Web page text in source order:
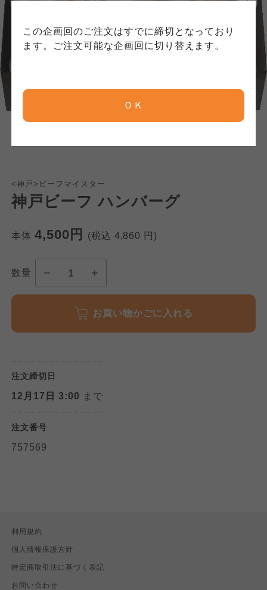
この企画回のご注文はすでに締切となっており
ます。ご注文可能な企画回に切り替えます。
ＯＫ
<神戸>ビーフマイスター
神戸ビーフ ハンバーグ
本体 4,500円 (税込 4,860 円)
数量
お買い物かごに入れる
注文締切日
12月17日 3:00 まで
注文番号
757569
利用規約
個人情報保護方針
特定商取引法に基づく表記
お問い合わせ
コープしが
ならコープ
よどがわ市民生協
大阪いずみ市民生協
コープしが
ならコープ
よどがわ市民生協
わかやま市民生協
コープしが
ならコープ
よどがわ市民生協
大阪いずみ市民生協